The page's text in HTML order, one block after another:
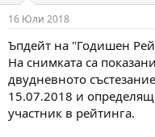
s
16 Юли 2018
Ъпдейт на "Годишен
На снимката са
двудневното
15.07.2018 и
участник в рейтинга.